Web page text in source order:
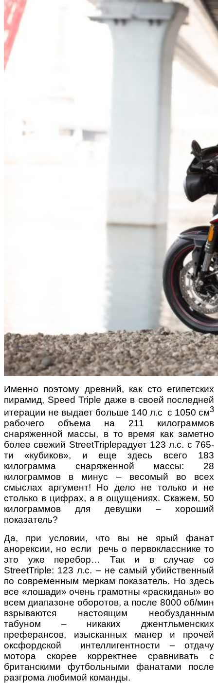
Именно поэтому древний, как сто египетских
пирамид, Speed Triple даже в своей последней
итерации не выдает больше 140 л.с с 1050 см3
рабочего объема на 211 килограммов
снаряженной массы, в то время как заметно
более свежий StreetTripleрадует 123 л.с. с 765-
ти «кубиков», и еще здесь всего 183
килограмма снаряженной массы: 28
килограммов в минус – весомый во всех
смыслах аргумент! Но дело не только и не
столько в цифрах, а в ощущениях. Скажем, 50
килограммов для девушки – хороший
показатель?
Да, при условии, что вы не ярый фанат
анорексии, но если речь о первокласснике то
это уже перебор… Так и в случае со
StreetTriple: 123 л.с. – не самый убийственный
по современным меркам показатель. Но здесь
все «лошади» очень грамотны «раскиданы» во
всем диапазоне оборотов, а после 8000 об/мин
взрываются настоящим необузданным
табуном – никаких джентльменских
преферансов, изысканных манер и прочей
оксфордской интеллигентности – отдачу
мотора скорее корректнее сравнивать с
британскими футбольными фанатами после
разгрома любимой команды.